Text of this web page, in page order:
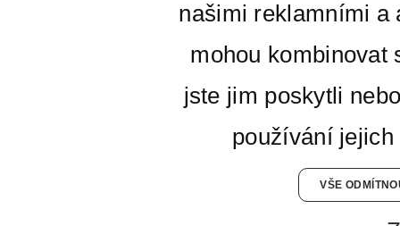
našimi reklamními a
mohou kombinovat
jste jim poskytli
používání
VŠE